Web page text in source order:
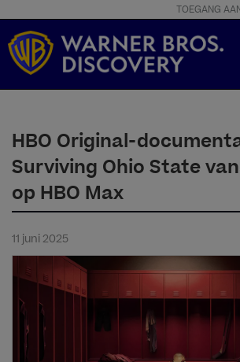
TOEGANG
HBO Original-
Surviving Ohio State
op HBO Max
11 juni 2025